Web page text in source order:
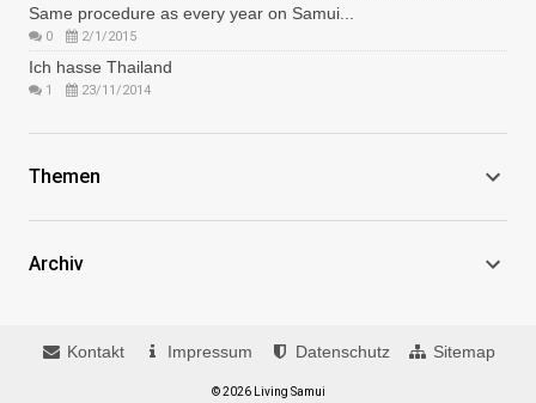
Same procedure as every year on Samui...
0 2/1/2015
Ich hasse Thailand
1 23/11/2014
Themen
Archiv
Kontakt Impressum Datenschutz Sitemap
© 2026 Living Samui